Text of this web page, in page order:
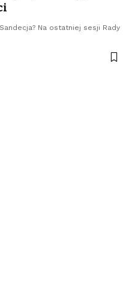
Na ostatniej sesji Rady